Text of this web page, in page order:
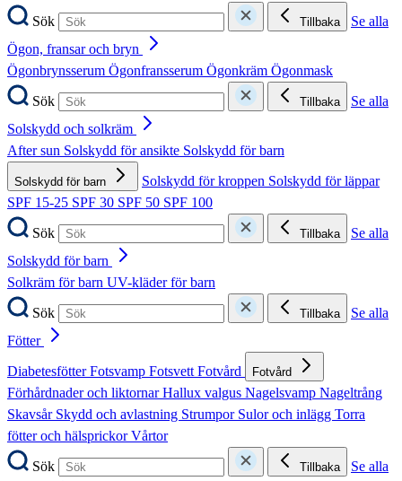
Sök
Tillbaka
Se alla
Ögon, fransar och bryn
Ögonbrynsserum Ögonfransserum Ögonkräm Ögonmask
Sök
Tillbaka
Se alla
Solskydd och solkräm
After sun Solskydd för ansikte Solskydd för barn
Solskydd för barn Solskydd för kroppen Solskydd för läppar
SPF 15-25 SPF 30 SPF 50 SPF 100
Sök
Tillbaka
Se alla
Solskydd för barn
Solkräm för barn UV-kläder för barn
Sök
Tillbaka
Se alla
Fötter
DiabetesfötterFotsvamp FotsvettFotvård Fotvård
Förhårdnader och liktornarHallux valgus Nagelsvamp Nageltrång
Skavsår Skydd och avlastning Strumpor Sulor och inlägg Torra
fötter och hälsprickorVårtor
Sök
Tillbaka
Se alla